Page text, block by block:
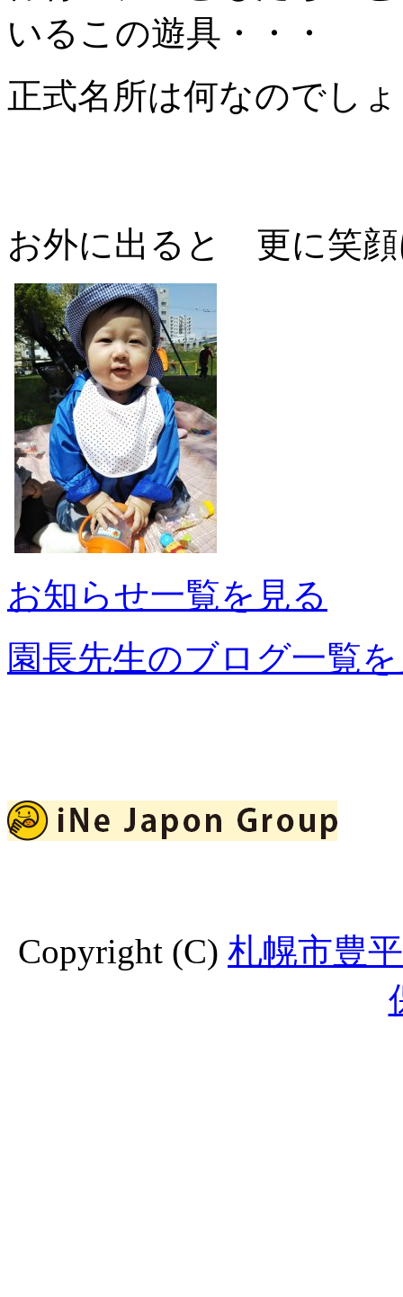
いるこの遊具・・・
正式名所は何なのでし
お外に出ると 更に笑顔
お知らせ一覧を見る
園長先生のブログ一覧
Copyright (C) 札幌市豊